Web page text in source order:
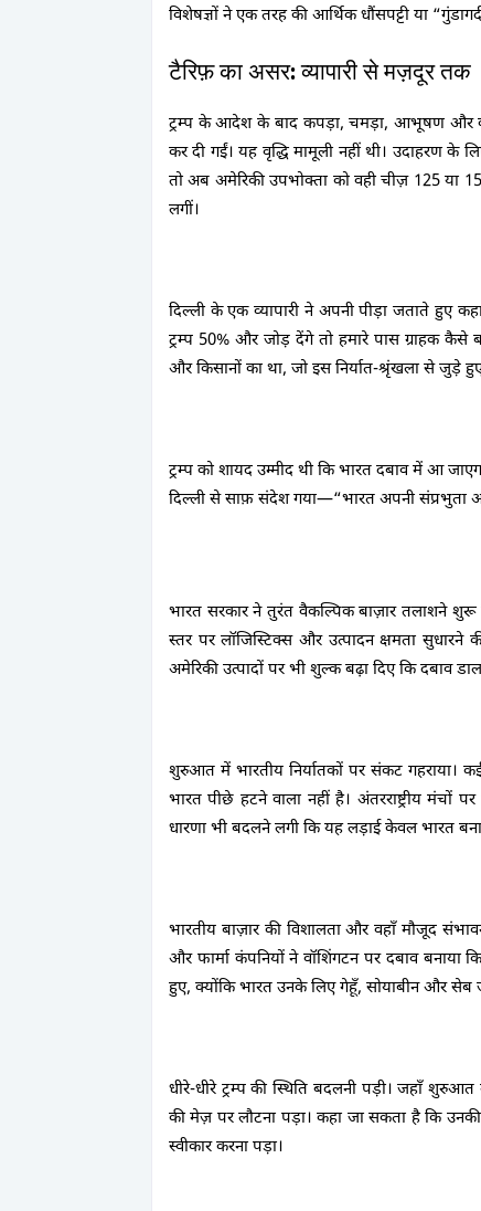
विशेषज्ञों ने एक तरह की आर्थिक धौंसपट्टी या
टैरिफ़ का असर: व्यापारी से मज़दूर तक
ट्रम्प के आदेश के बाद कपड़ा, चमड़ा, आभूषण और
कर दी गईं। यह वृद्धि मामूली नहीं थी। उदाहरण के
तो अब अमेरिकी उपभोक्ता को वही चीज़ 125 या
लगीं।
दिल्ली के एक व्यापारी ने अपनी पीड़ा जताते हुए
ट्रम्प 50% और जोड़ देंगे तो हमारे पास ग्राहक कैसे
और किसानों का था, जो इस निर्यात-श्रृंखला से जुड़े
ट्रम्प को शायद उम्मीद थी कि भारत दबाव में आ
दिल्ली से साफ़ संदेश गया—“भारत अपनी संप्रभुता
भारत सरकार ने तुरंत वैकल्पिक बाज़ार तलाशने शुरू
स्तर पर लॉजिस्टिक्स और उत्पादन क्षमता
अमेरिकी उत्पादों पर भी शुल्क बढ़ा दिए कि दबाव
शुरुआत में भारतीय निर्यातकों पर संकट गहराया।
भारत पीछे हटने वाला नहीं है। अंतरराष्ट्रीय मंचों
धारणा भी बदलने लगी कि यह लड़ाई केवल भारत
भारतीय बाज़ार की विशालता और वहाँ मौजूद
और फार्मा कंपनियों ने वॉशिंगटन पर दबाव बनाया
हुए, क्योंकि भारत उनके लिए गेहूँ, सोयाबीन और
धीरे-धीरे ट्रम्प की स्थिति बदलनी पड़ी। जहाँ
की मेज़ पर लौटना पड़ा। कहा जा सकता है कि
स्वीकार करना पड़ा।